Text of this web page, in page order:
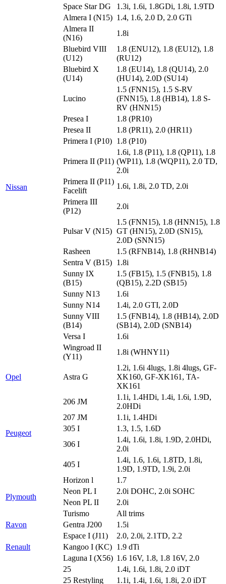
Space Star DG
1.3i, 1.6i, 1.8GDi, 1.8i, 1.9TD
Nissan
Almera I (N15) 1.4, 1.6, 2.0 D, 2.0 GTi
Almera II
(N16)
1.8i
Bluebird VIII
(U12)
1.8 (ENU12), 1.8 (EU12), 1.8
(RU12)
Bluebird X
(U14)
1.8 (EU14), 1.8 (QU14), 2.0
(HU14), 2.0D (SU14)
Lucino
1.5 (FNN15), 1.5 S-RV
(FNN15), 1.8 (HB14), 1.8 S-
RV (HNN15)
Presea I
1.8 (PR10)
Presea II
1.8 (PR11), 2.0 (HR11)
Primera I (P10) 1.8 (P10)
Primera II (P11)
1.6i, 1.8 (P11), 1.8 (QP11), 1.8
(WP11), 1.8 (WQP11), 2.0 TD,
2.0i
Primera II (P11)
Facelift
1.6i, 1.8i, 2.0 TD, 2.0i
Primera III
(P12)
2.0i
Pulsar V (N15)
1.5 (FNN15), 1.8 (HNN15), 1.8
GT (HN15), 2.0D (SN15),
2.0D (SNN15)
Rasheen
1.5 (RFNB14), 1.8 (RHNB14)
Sentra V (B15) 1.8i
Sunny IX
(B15)
1.5 (FB15), 1.5 (FNB15), 1.8
(QB15), 2.2D (SB15)
Sunny N13
1.6i
Sunny N14
1.4i, 2.0 GTI, 2.0D
Sunny VIII
(B14)
1.5 (FNB14), 1.8 (HB14), 2.0D
(SB14), 2.0D (SNB14)
Versa I
1.6i
Wingroad II
(Y11)
1.8i (WHNY11)
Opel Astra G
1.2i, 1.6i 4lugs, 1.8i 4lugs, GF-
XK160, GF-XK161, TA-
XK161
Peugeot
206 JM
1.1i, 1.4HDi, 1.4i, 1.6i, 1.9D,
2.0HDi
207 JM
1.1i, 1.4HDi
305 I
1.3, 1.5, 1.6D
306 I
1.4i, 1.6i, 1.8i, 1.9D, 2.0HDi,
2.0i
405 I
1.4i, 1.6, 1.6i, 1.8TD, 1.8i,
1.9D, 1.9TD, 1.9i, 2.0i
Plymouth
Horizon l
1.7
Neon PL I
2.0i DOHC, 2.0i SOHC
Neon PL II
2.0i
Turismo
All trims
Ravon
Gentra J200 1.5i
Renault
Espace I (J11)
2.0, 2.0i, 2.1TD, 2.2
Kangoo I (KC) 1.9 dTi
Laguna I (X56) 1.6 16V, 1.8, 1.8 16V, 2.0
25
1.4i, 1.6i, 1.8i, 2.0 iDT
25 Restyling
1.1i, 1.4i, 1.6i, 1.8i, 2.0 iDT